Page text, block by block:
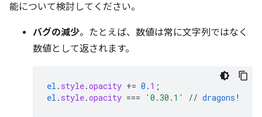
能について検討してください。
バグの減少。たとえば、数値は常に文字列ではなく
数値として返されます。
el . style.opacity += 0 . 1 ;
el . style.opacity === '0.30.1' // dragons !